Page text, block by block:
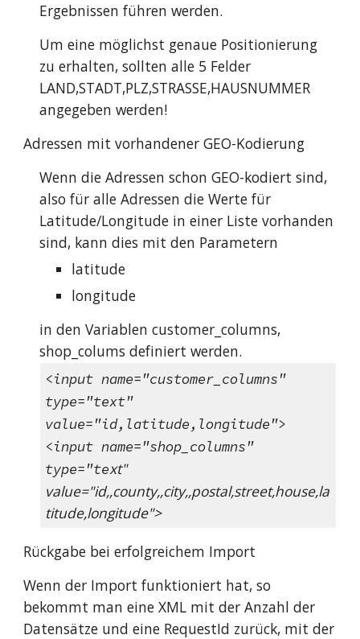
Ergebnissen führen werden.
Um eine möglichst genaue Positionierung
zu erhalten, sollten alle 5 Felder
LAND,STADT,PLZ,STRASSE,HAUSNUMMER
angegeben werden!
Adressen mit vorhandener GEO-Kodierung
Wenn die Adressen schon GEO-kodiert sind,
also für alle Adressen die Werte für
Latitude/Longitude in einer Liste vorhanden
sind, kann dies mit den Parametern
latitude
longitude
in den Variablen customer_columns,
shop_colums definiert werden.
<input name="customer_columns"
type="text"
value="id,latitude,longitude">
<input name="shop_columns"
type="text"
value="id,,county,,city,,postal,street,house,la
titude,longitude">
Rückgabe bei erfolgreichem Import
Wenn der Import funktioniert hat, so
bekommt man eine XML mit der Anzahl der
Datensätze und eine RequestId zurück, mit der